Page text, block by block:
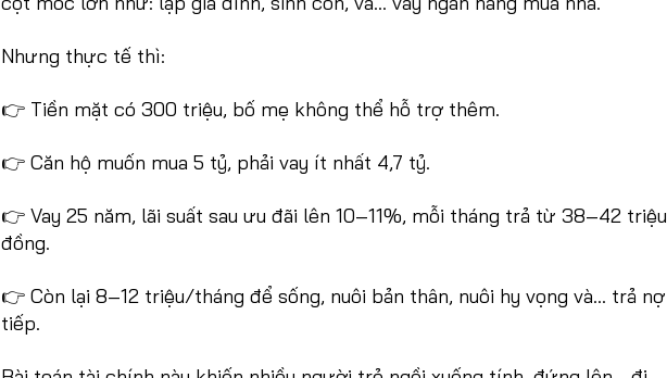
Nhưng thực tế thì:
👉 Tiền mặt có 300 triệu, bố mẹ không thể hỗ trợ thêm.
👉 Căn hộ muốn mua 5 tỷ, phải vay ít nhất 4,7 tỷ.
👉 Vay 25 năm, lãi suất sau ưu đãi lên 10–11%, mỗi tháng trả từ 38–42 triệu
đồng.
👉 Còn lại 8–12 triệu/tháng để sống, nuôi bản thân, nuôi hy vọng và… trả nợ
tiếp.